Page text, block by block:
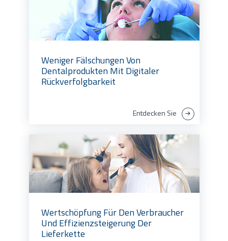
Weniger Fälschungen Von
Dentalprodukten Mit Digitaler
Rückverfolgbarkeit
Entdecken Sie
Wertschöpfung Für Den Verbraucher
Und Effizienzsteigerung Der
Lieferkette